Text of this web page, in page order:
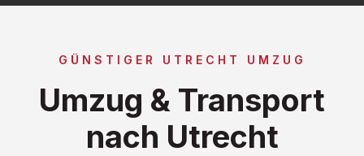
GÜNSTIGER UTRECHT UMZUG
Umzug & Transport
nach Utrecht